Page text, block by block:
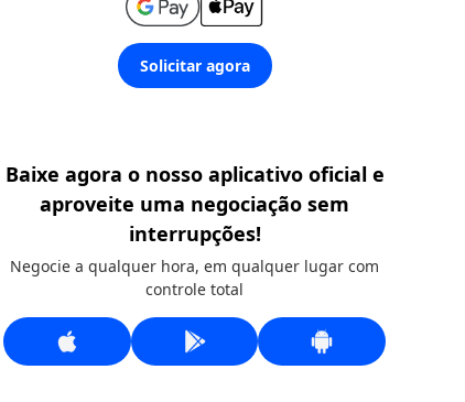
Solicitar agora
Baixe agora o nosso aplicativo oficial e
aproveite uma negociação sem
interrupções!
Negocie a qualquer hora, em qualquer lugar com
controle total